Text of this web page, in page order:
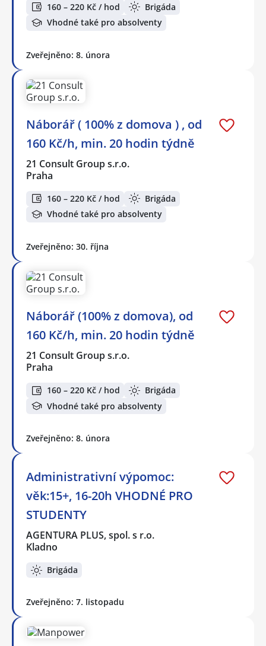
160 – 220 Kč / hod
Brigáda
Vhodné také pro absolventy
Zveřejněno: 8. února
Náborář ( 100% z domova ) , od
160 Kč/h, min. 20 hodin týdně
21 Consult Group s.r.o.
Praha
160 – 220 Kč / hod
Brigáda
Vhodné také pro absolventy
Zveřejněno: 30. října
Náborář (100% z domova), od
160 Kč/h, min. 20 hodin týdně
21 Consult Group s.r.o.
Praha
160 – 220 Kč / hod
Brigáda
Vhodné také pro absolventy
Zveřejněno: 8. února
Administrativní výpomoc:
věk:15+, 16-20h VHODNÉ PRO
STUDENTY
AGENTURA PLUS, spol. s r.o.
Kladno
Brigáda
Zveřejněno: 7. listopadu